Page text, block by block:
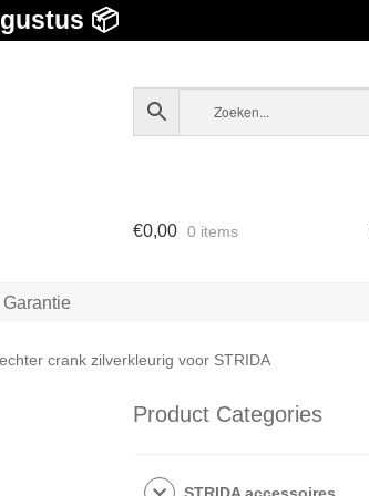
📦
€0,00 0 items
crank zilverkleurig voor STRIDA
Product Categories